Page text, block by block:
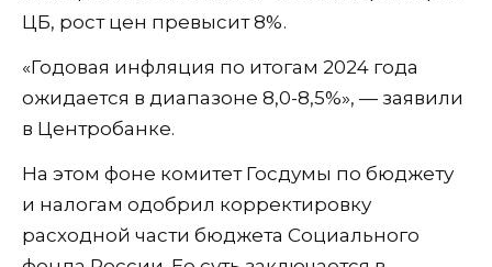
ЦБ, рост цен превысит 8%.
«Годовая инфляция по итогам 2024 года
ожидается в диапазоне 8,0-8,5%», — заявили
в Центробанке.
На этом фоне комитет Госдумы по бюджету
и налогам одобрил корректировку
расходной части бюджета Социального